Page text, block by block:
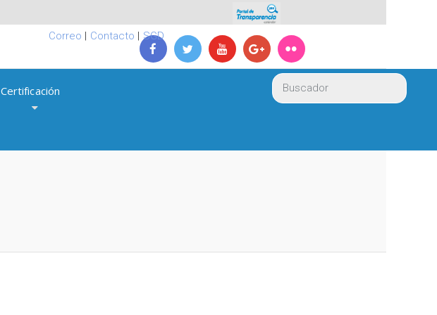
Correo | Contacto | SGD
Certificación